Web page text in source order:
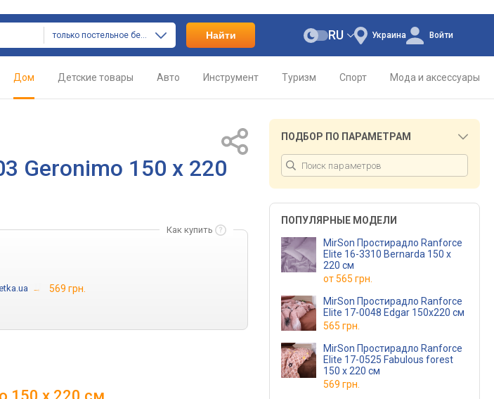
только постельное белье Найти Украина
RU Войти
Дом Детские товары Авто Инструмент Туризм Спорт Мода и аксессуары
Geronimo 150 х 220
Как купить
→
569 грн.
ПОДБОР ПО ПАРАМЕТРАМ
ПОПУЛЯРНЫЕ МОДЕЛИ
MirSon Простирадло Ranforce
Elite 16-3310 Bernarda 150 х
220 см
от565 грн.
MirSon Простирадло Ranforce
Elite 17-0048 Edgar 150x220 см
565 грн.
MirSon Простирадло Ranforce
Elite 17-0525 Fabulous forest
150 х 220 см
569 грн.